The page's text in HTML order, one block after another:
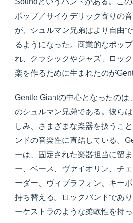
Soundというバンドがある。こ
ポップ／サイケデリック寄りの
が、シュルマン兄弟はより自由
るようになった。商業的なポッ
れ、クラシックやジャズ、ロッ
楽を作るために生まれたのが
Gentle Giantの中心となったのは
のシュルマン兄弟である。彼ら
しみ、さまざまな楽器を扱うこ
ンドの音楽性に直結している。
ーは、固定された楽器担当に留
ー、ベース、ヴァイオリン、チ
ーダー、ヴィブラフォン、キー
持ち替える。ロックバンドであ
ーケストラのような柔軟性を持っ